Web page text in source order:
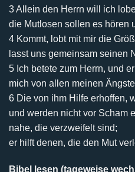
3 Allein den Herrn will ich
die Mutlosen sollen es hören
4 Kommt, lobt mit mir die
lasst uns gemeinsam seinen
5 Ich betete zum Herrn, und
mich von allen meinen
6 Die von ihm Hilfe erhoffen,
und werden nicht vor Scham
nahe, die verzweifelt sind;
er hilft denen, die den Mut
Bibel lesen (tageweise